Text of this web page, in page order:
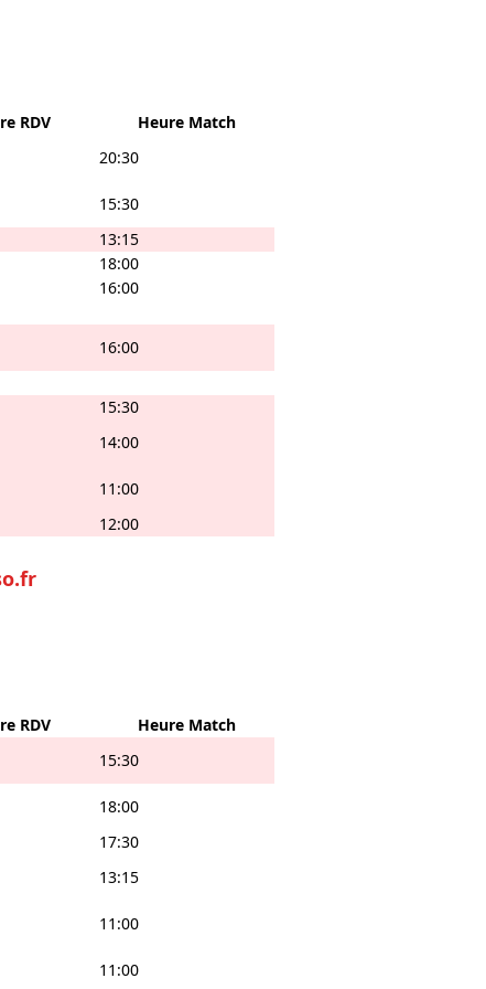
RDV
Heure Match
20:30
15:30
13:15
18:00
16:00
16:00
15:30
14:00
11:00
12:00
RDV
Heure Match
15:30
18:00
17:30
13:15
11:00
11:00